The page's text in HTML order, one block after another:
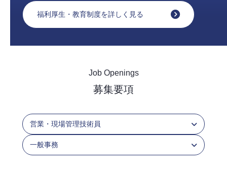
福利厚生・教育制度を詳しく見る
Job Openings
募集要項
営業・現場管理技術員
一般事務